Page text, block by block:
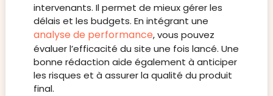
intervenants. Il permet de mieux gérer les
délais et les budgets. En intégrant une
analyse de performance, vous pouvez
évaluer l’efficacité du site une fois lancé. Une
bonne rédaction aide également à anticiper
les risques et à assurer la qualité du produit
final.